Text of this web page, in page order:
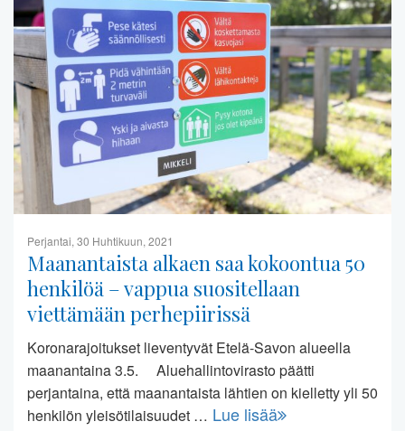
Perjantai, 30 Huhtikuun, 2021
Maanantaista alkaen saa kokoontua 50
henkilöä – vappua suositellaan
viettämään perhepiirissä
Koronarajoitukset lieventyvät Etelä-Savon alueella
maanantaina 3.5. Aluehallintovirasto päätti
perjantaina, että maanantaista lähtien on kielletty yli 50
henkilön yleisötilaisuudet … Lue lisää